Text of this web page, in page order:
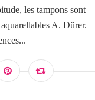
les tampons sont
A. Dürer.